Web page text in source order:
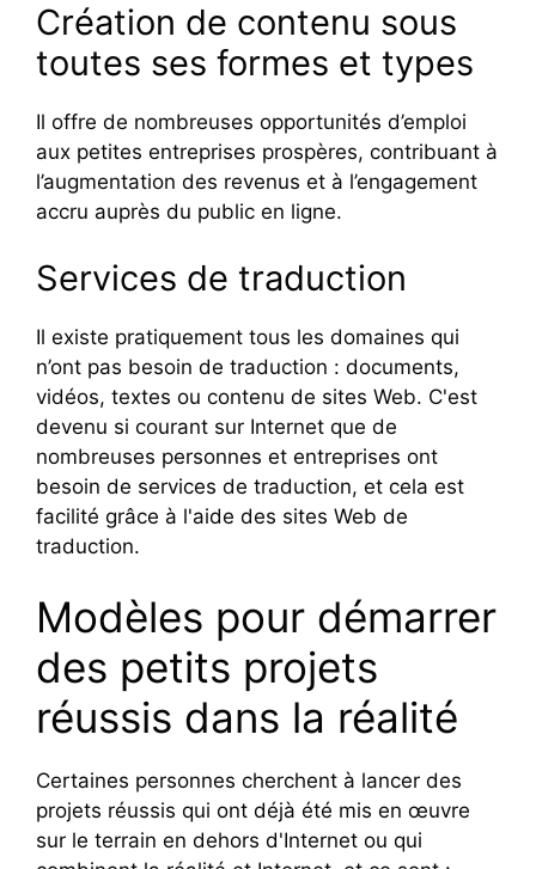
Création de contenu sous
toutes ses formes et types
Il offre de nombreuses opportunités d’emploi
aux petites entreprises prospères, contribuant à
l’augmentation des revenus et à l’engagement
accru auprès du public en ligne.
Services de traduction
Il existe pratiquement tous les domaines qui
n’ont pas besoin de traduction : documents,
vidéos, textes ou contenu de sites Web. C'est
devenu si courant sur Internet que de
nombreuses personnes et entreprises ont
besoin de services de traduction, et cela est
facilité grâce à l'aide des sites Web de
traduction.
Modèles pour démarrer
des petits projets
réussis dans la réalité
Certaines personnes cherchent à lancer des
projets réussis qui ont déjà été mis en œuvre
sur le terrain en dehors d'Internet ou qui